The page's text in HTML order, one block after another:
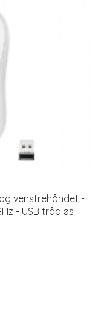
venstrehåndet -
- USB trådløs